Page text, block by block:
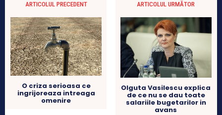
ARTICOLUL PRECEDENT
O criza serioasa ce
ingrijoreaza intreaga
omenire
ARTICOLUL URMĂTOR
Olguta Vasilescu explica
de ce nu se dau toate
salariile bugetarilor in
avans